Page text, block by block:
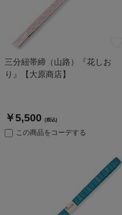
三分紐帯締（山路）『花しお
り』【大原商店】
￥5,500 (税込)
この商品をコーデする